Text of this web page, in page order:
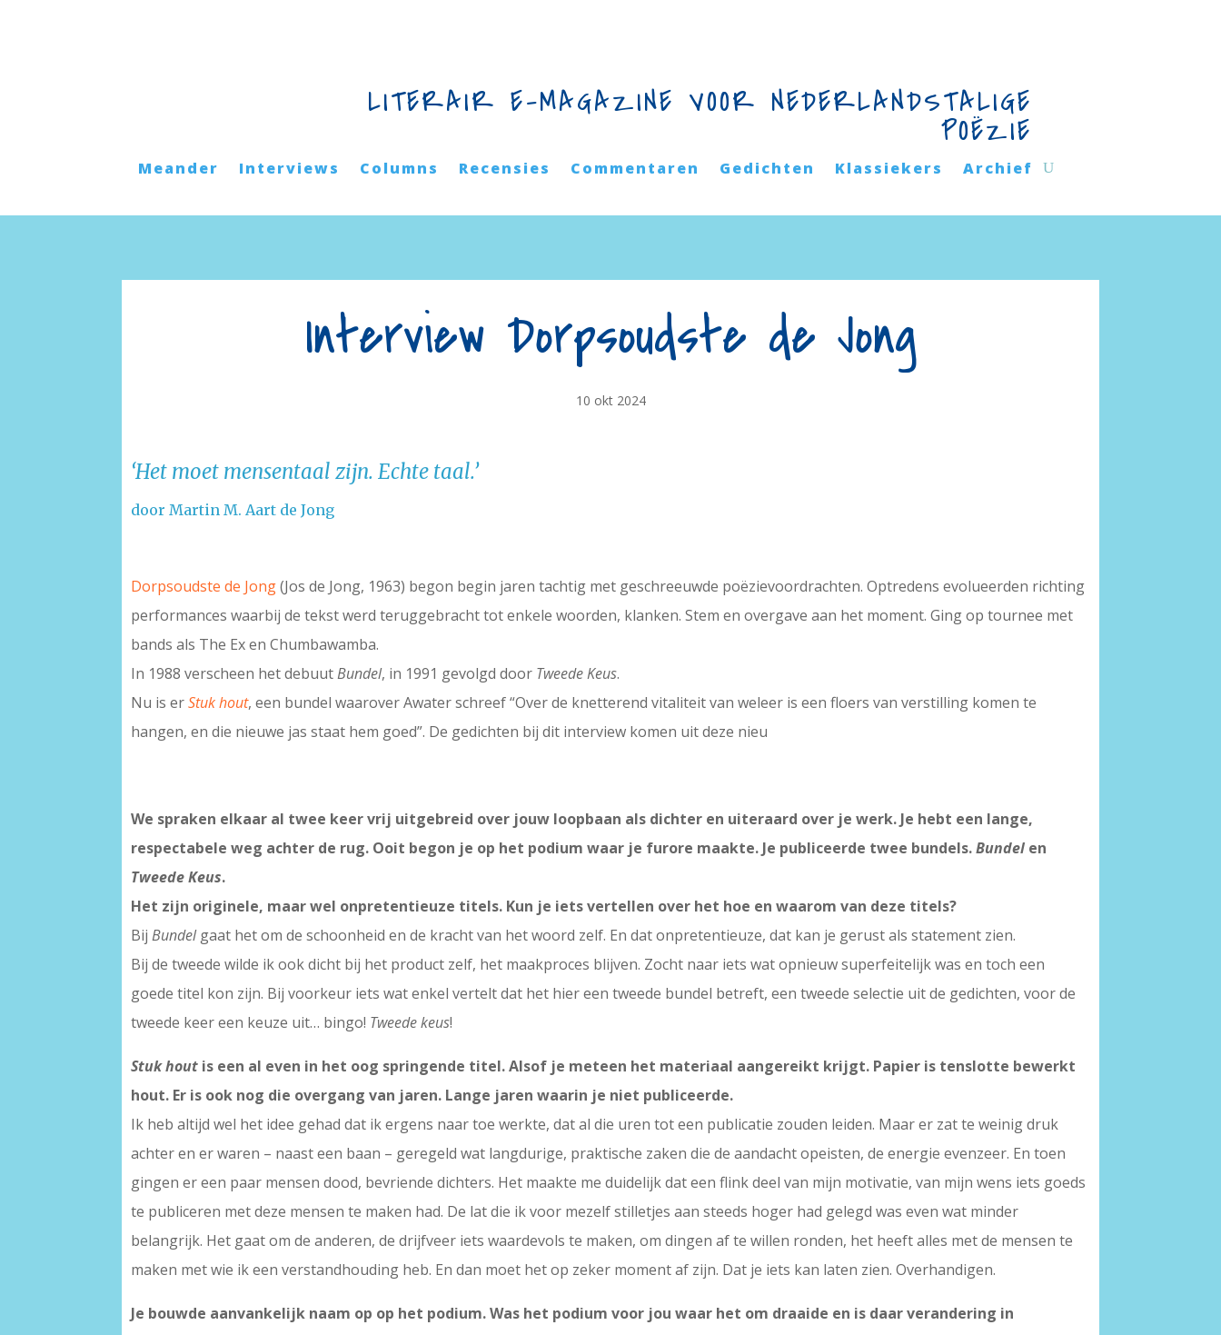
LITERAIR E-MAGAZINE VOOR NEDERLANDSTALIGE
POËZIE
Meander Interviews Columns Recensies Commentaren Gedichten Klassiekers Archief
Interview Dorpsoudste de Jong
10 okt 2024
‘Het moet mensentaal zijn. Echte taal.’
door Martin M. Aart de Jong
Dorpsoudste de Jong(Jos de Jong, 1963) begon begin jaren tachtig met geschreeuwde poëzievoordrachten. Optredens evolueerden richting
performances waarbij de tekst werd teruggebracht tot enkele woorden, klanken. Stem en overgave aan het moment. Ging op tournee met
bands als The Ex en Chumbawamba.
In 1988 verscheen het debuutBundel, in 1991 gevolgd door Tweede Keus.
Nu is erStuk hout, een bundel waarover Awater schreef “Over de knetterend vitaliteit van weleer is een floers van verstilling komen te
hangen, en die nieuwe jas staat hem goed”. De gedichten bij dit interview komen uit deze nieu
We spraken elkaar al twee keer vrij uitgebreid over jouw loopbaan als dichter en uiteraard over je werk. Je hebt een lange,
respectabele weg achter de rug. Ooit begon je op het podium waar je furore maakte. Je publiceerde twee bundels.Bundel en
Tweede Keus.
Het zijn originele, maar wel onpretentieuze titels. Kun je iets vertellen over het hoe en waarom van deze titels?
BijBundelgaat het om de schoonheid en de kracht van het woord zelf. En dat onpretentieuze, dat kan je gerust als statement zien.
Bij de tweede wilde ik ook dicht bij het product zelf, het maakproces blijven. Zocht naar iets wat opnieuw superfeitelijk was en toch een
goede titel kon zijn. Bij voorkeur iets wat enkel vertelt dat het hier een tweede bundel betreft, een tweede selectie uit de gedichten, voor de
tweede keer een keuze uit… bingo! Tweede keus!
Stuk hout is een al even in het oog springende titel. Alsof je meteen het materiaal aangereikt krijgt. Papier is tenslotte bewerkt
hout. Er is ook nog die overgang van jaren. Lange jaren waarin je niet publiceerde.
Ik heb altijd wel het idee gehad dat ik ergens naar toe werkte, dat al die uren tot een publicatie zouden leiden. Maar er zat te weinig druk
achter en er waren – naast een baan – geregeld wat langdurige, praktische zaken die de aandacht opeisten, de energie evenzeer. En toen
gingen er een paar mensen dood, bevriende dichters. Het maakte me duidelijk dat een flink deel van mijn motivatie, van mijn wens iets goeds
te publiceren met deze mensen te maken had. De lat die ik voor mezelf stilletjes aan steeds hoger had gelegd was even wat minder
belangrijk. Het gaat om de anderen, de drijfveer iets waardevols te maken, om dingen af te willen ronden, het heeft alles met de mensen te
maken met wie ik een verstandhouding heb. En dan moet het op zeker moment af zijn. Dat je iets kan laten zien. Overhandigen.
Je bouwde aanvankelijk naam op op het podium. Was het podium voor jou waar het om draaide en is daar verandering in